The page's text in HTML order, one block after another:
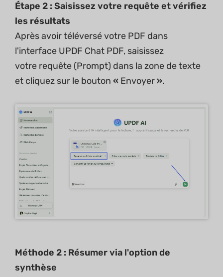
Étape 2 : Saisissez votre requête et vérifiez
les résultats
Après avoir téléversé votre PDF dans
l'interface UPDF Chat PDF, saisissez
votre requête (Prompt) dans la zone de texte
et cliquez sur le bouton « Envoyer ».
Méthode 2 : Résumer via l'option de
synthèse